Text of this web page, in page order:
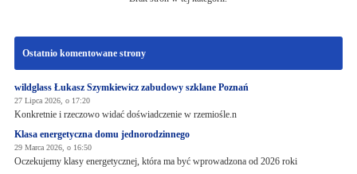
Ostatnio komentowane strony
wildglass Łukasz Szymkiewicz zabudowy szklane Poznań
27 Lipca 2026, o 17:20
Konkretnie i rzeczowo widać doświadczenie w rzemiośle.n
Klasa energetyczna domu jednorodzinnego
29 Marca 2026, o 16:50
Oczekujemy klasy energetycznej, która ma być wprowadzona od 2026 roki